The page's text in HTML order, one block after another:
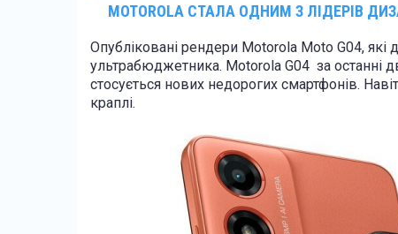
MOTOROLA СТАЛА ОДНИМ З ЛІДЕРІВ
Опубліковані рендери Motorola Moto G04,
ультрабюджетника. Motorola G04 за останні
стосується нових недорогих смартфонів.
краплі.